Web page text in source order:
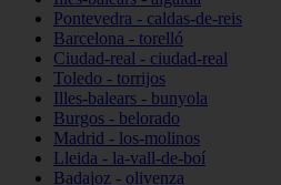
Pontevedra - caldas-de-reis
Barcelona - torelló
Ciudad-real - ciudad-real
Toledo - torrijos
Illes-balears - bunyola
Burgos - belorado
Madrid - los-molinos
Lleida - la-vall-de-boí
Badajoz - olivenza